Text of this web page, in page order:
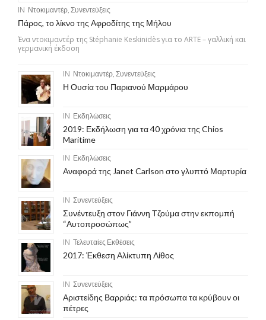
IN Ντοκιμαντέρ, Συνεντεύξεις
Πάρος, το λίκνο της Αφροδίτης της Μήλου
Ένα ντοκιμαντέρ της Stéphanie Keskinidès για το ARTE – γαλλική και
γερμανική έκδοση
IN Ντοκιμαντέρ Συνεντεύξεις
Η Ουσία του Παριανού Μαρμάρου
IN Εκδηλώσεις
2019: Εκδήλωση για τα 40 χρόνια της Chios
Maritime
IN Εκδηλώσεις
Αναφορά της Janet Carlson στο γλυπτό Μαρτυρία
IN Συνεντεύξεις
Συνέντευξη στον Γιάννη Τζούμα στην εκπομπή
“Αυτοπροσώπως”
IN Τελευταίες Εκθέσεις
2017: Έκθεση Αλίκτυπη Λίθος
IN Συνεντεύξεις
Αριστείδης Βαρριάς: τα πρόσωπα τα κρύβουν οι
πέτρες